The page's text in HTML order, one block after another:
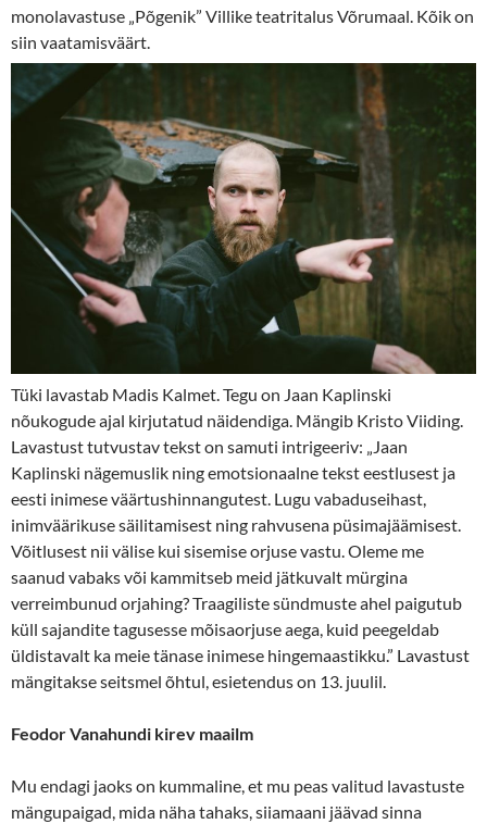
monolavastuse „Põgenik” Villike teatritalus Võrumaal. Kõik on
siin vaatamisväärt.
Tüki lavastab Madis Kalmet. Tegu on Jaan Kaplinski
nõukogude ajal kirjutatud näidendiga. Mängib Kristo Viiding.
Lavastust tutvustav tekst on samuti intrigeeriv: „Jaan
Kaplinski nägemuslik ning emotsionaalne tekst eestlusest ja
eesti inimese väärtushinnangutest. Lugu vabaduseihast,
inimväärikuse säilitamisest ning rahvusena püsimajäämisest.
Võitlusest nii välise kui sisemise orjuse vastu. Oleme me
saanud vabaks või kammitseb meid jätkuvalt mürgina
verreimbunud orjahing? Traagiliste sündmuste ahel paigutub
küll sajandite tagusesse mõisaorjuse aega, kuid peegeldab
üldistavalt ka meie tänase inimese hingemaastikku.” Lavastust
mängitakse seitsmel õhtul, esietendus on 13. juulil.
Feodor Vanahundi kirev maailm
Mu endagi jaoks on kummaline, et mu peas valitud lavastuste
mängupaigad, mida näha tahaks, siiamaani jäävad sinna